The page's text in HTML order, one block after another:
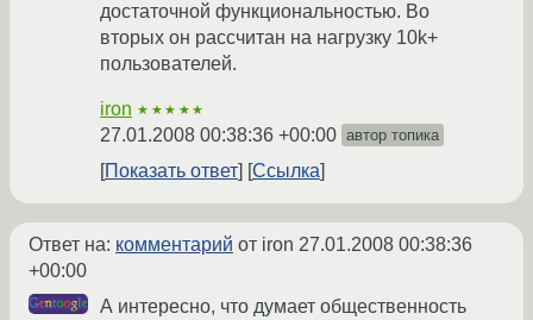
достаточной функциональностью. Во
вторых он рассчитан на нагрузку 10k+
пользователей.
iron ★★★★★
27.01.2008 00:38:36 +00:00 автор топика
Показать ответ Ссылка
Ответ на: комментарий от iron 27.01.2008 00:38:36
+00:00
А интересно, что думает общественность